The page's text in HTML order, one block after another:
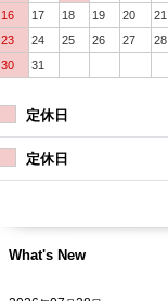
16
17 18 19 20 21
23
24 25 26 27 28
30
31
定休日
定休日
What's New